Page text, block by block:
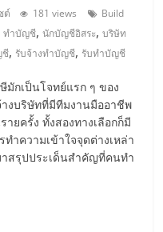
ต์ 181 views
Build
ทำบัญชี,นักบัญชีอิสระ,บริษัท
ชี, รับจ้างทำบัญชี, รับทำบัญชี
มักเป็นโจทย์แรก ๆ ของ
งบริษัทที่มีทีมงานมืออาชีพ
ยครั้ง ทั้งสองทางเลือกก็มี
ำความเข้าใจจุดต่างเหล่า
สรุปประเด็นสำคัญที่คนทำ